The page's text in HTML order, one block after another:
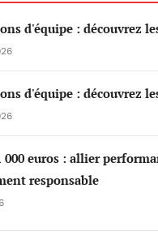
d'équipe : découvrez
d'équipe : découvrez
euros : allier
responsable